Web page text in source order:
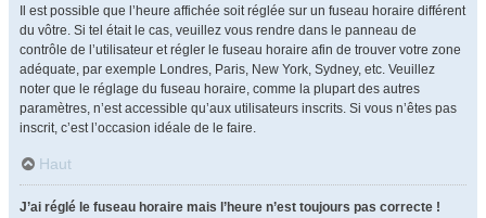
Il est possible que l’heure affichée soit réglée sur un fuseau horaire différent
du vôtre. Si tel était le cas, veuillez vous rendre dans le panneau de
contrôle de l’utilisateur et régler le fuseau horaire afin de trouver votre zone
adéquate, par exemple Londres, Paris, New York, Sydney, etc. Veuillez
noter que le réglage du fuseau horaire, comme la plupart des autres
paramètres, n’est accessible qu’aux utilisateurs inscrits. Si vous n’êtes pas
inscrit, c’est l’occasion idéale de le faire.
Haut
J’ai réglé le fuseau horaire mais l’heure n’est toujours pas correcte !